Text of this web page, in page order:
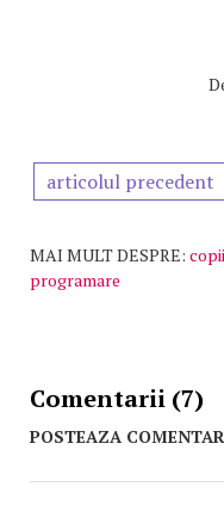
articolul precedent
MAI MULT DESPRE: copii
programare
Comentarii (7)
POSTEAZA